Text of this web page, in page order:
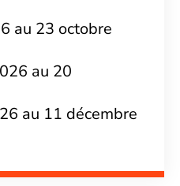
au 23 octobre
au 20
au 11 décembre